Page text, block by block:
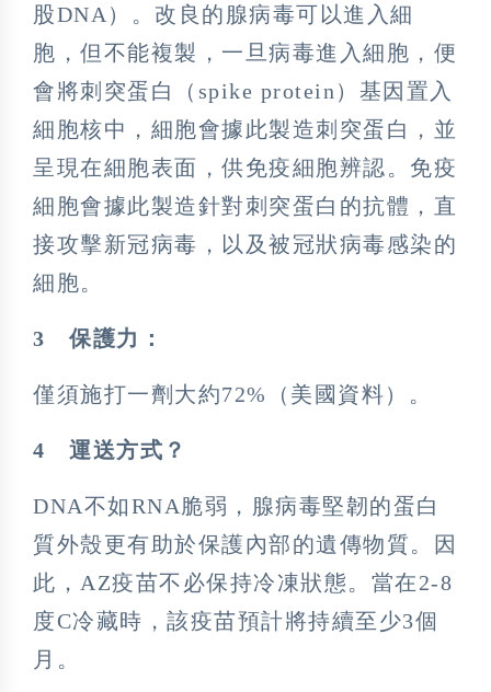
股DNA）。改良的腺病毒可以進入細
胞，但不能複製，一旦病毒進入細胞，便
會將刺突蛋白（spike protein）基因置入
細胞核中，細胞會據此製造刺突蛋白，並
呈現在細胞表面，供免疫細胞辨認。免疫
細胞會據此製造針對刺突蛋白的抗體，直
接攻擊新冠病毒，以及被冠狀病毒感染的
細胞。
3 保護力：
僅須施打一劑大約72%（美國資料）。
4 運送方式？
DNA不如RNA脆弱，腺病毒堅韌的蛋白
質外殼更有助於保護內部的遺傳物質。因
此，AZ疫苗不必保持冷凍狀態。當在2-8
度C冷藏時，該疫苗預計將持續至少3個
月。